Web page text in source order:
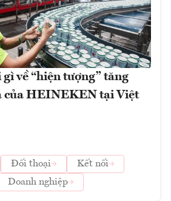
về “hiện tượng” tăng
của HEINEKEN tại Việt
Đối thoại
Kết nối
Doanh nghiệp